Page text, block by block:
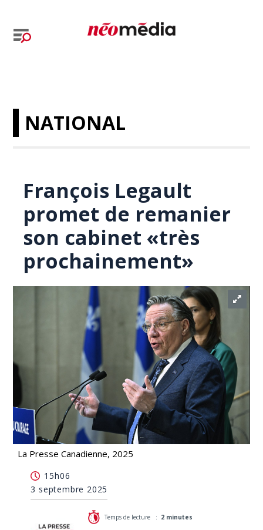
NATIONAL
François Legault
promet de remanier
son cabinet «très
prochainement»
La Presse Canadienne, 2025
«très prochainement»
15h06
3 septembre 2025
Temps de lecture : 2 minutes